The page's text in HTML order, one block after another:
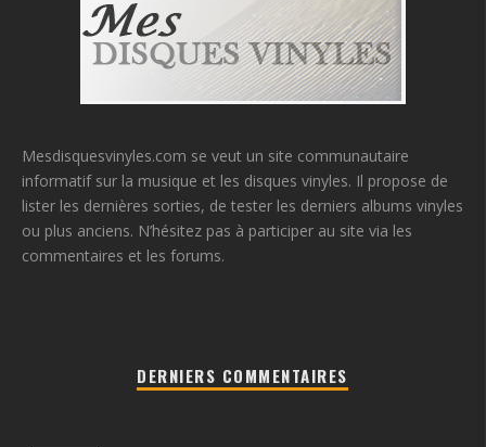
Mesdisquesvinyles.com se veut un site communautaire
informatif sur la musique et les disques vinyles. Il propose de
lister les dernières sorties, de tester les derniers albums vinyles
ou plus anciens. N’hésitez pas à participer au site via les
commentaires et les forums.
DERNIERS COMMENTAIRES